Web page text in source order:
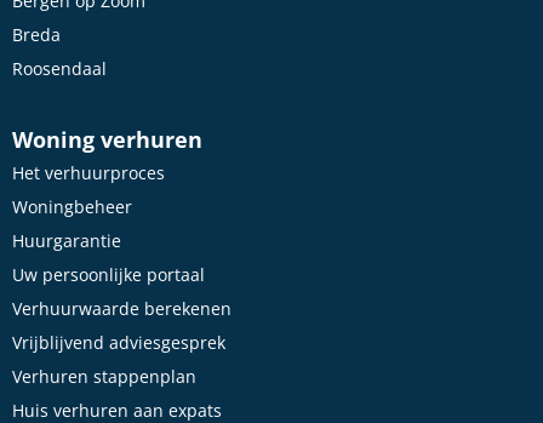
Breda
Roosendaal
Woning verhuren
Het verhuurproces
Woningbeheer
Huurgarantie
Uw persoonlijke portaal
Verhuurwaarde berekenen
Vrijblijvend adviesgesprek
Verhuren stappenplan
Huis verhuren aan expats